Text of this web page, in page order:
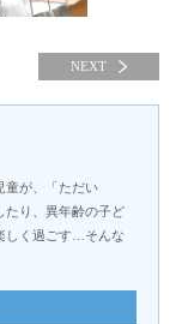
NEXT
童が、「ただい
たり、異年齢の子ど
しく過ごす…そんな